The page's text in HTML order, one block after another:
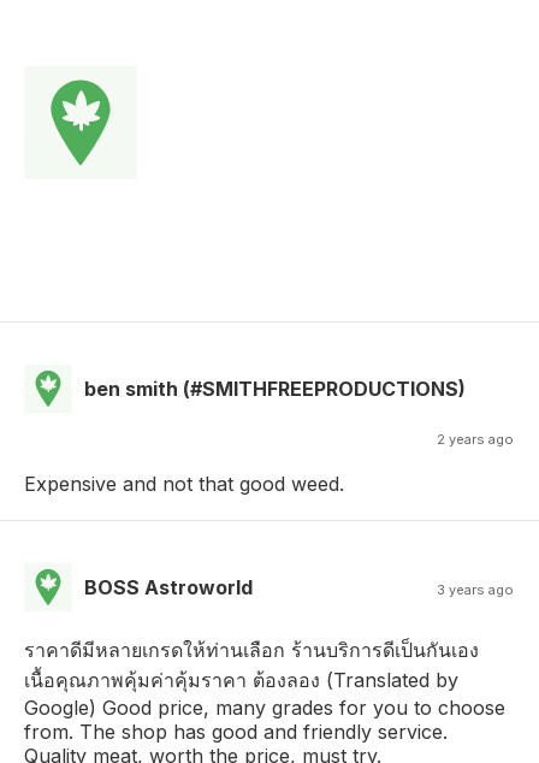
ben smith (#SMITHFREEPRODUCTIONS)
2 years ago
Expensive and not that good weed.
BOSS Astroworld 3 years ago
ราคาดีมีหลายเกรดให้ท่านเลือก ร้านบริการดีเป็นกันเอง
เนื้อคุณภาพคุ้มค่าคุ้มราคา ต้องลอง (Translated by
Google) Good price, many grades for you to choose
from. The shop has good and friendly service.
Quality meat, worth the price, must try.